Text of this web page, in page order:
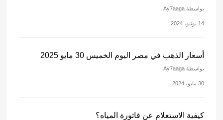
بواسطة Ay7aaga
14 يونيو، 2024
أسعار الذهب في مصر اليوم الخميس 30 مايو 2025
بواسطة Ay7aaga
30 مايو، 2024
كيفية الاستعلام عن فاتورة المياه؟